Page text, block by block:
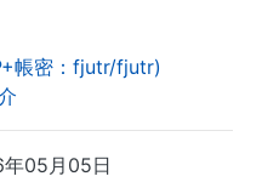
帳密：fjutr/fjutr)
05月05日